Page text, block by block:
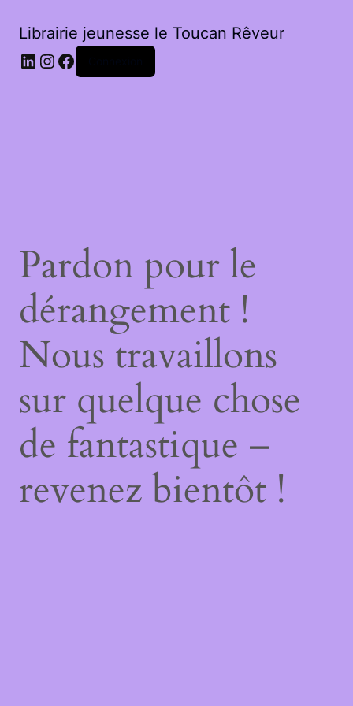
Librairie jeunesse le Toucan Rêveur
LinkedIn
Instagram
Facebook
Pardon pour le
dérangement !
Nous travaillons
sur quelque chose
de fantastique –
revenez bientôt !